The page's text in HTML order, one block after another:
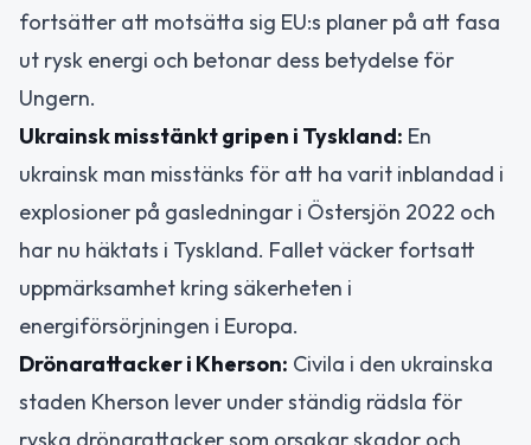
fortsätter att motsätta sig EU:s planer på att fasa
ut rysk energi och betonar dess betydelse för
Ungern.
Ukrainsk misstänkt gripen i Tyskland: En
ukrainsk man misstänks för att ha varit inblandad i
explosioner på gasledningar i Östersjön 2022 och
har nu häktats i Tyskland. Fallet väcker fortsatt
uppmärksamhet kring säkerheten i
energiförsörjningen i Europa.
Drönarattacker i Kherson: Civila i den ukrainska
staden Kherson lever under ständig rädsla för